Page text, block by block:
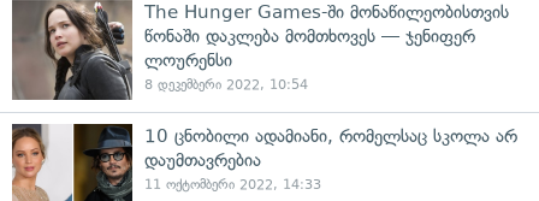
The Hunger Games-ში მონაწილეობისთვის
წონაში დაკლება მომთხოვეს — ჯენიფერ
ლოურენსი
8 დეკემბერი 2022, 10:54
10 ცნობილი ადამიანი, რომელსაც სკოლა არ
დაუმთავრებია
11 ოქტომბერი 2022, 14:33